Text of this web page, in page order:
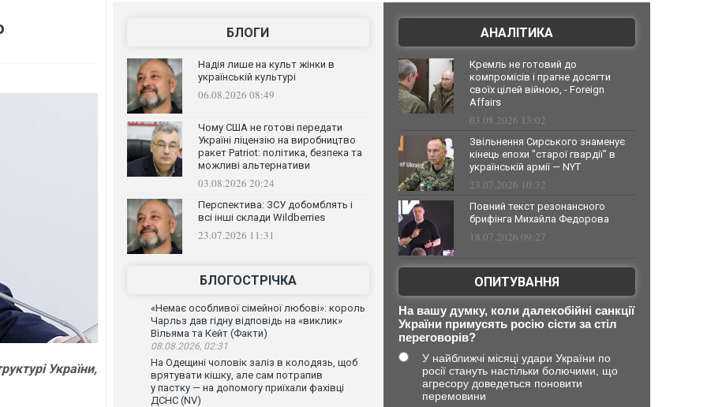
України,
БЛОГИ
Надія лише на культ жінки в
українській культурі
06.08.2026 08:49
Чому США не готові передати
Україні ліцензію на виробництво
ракет Patriot: політика, безпека та
можливі альтернативи
03.08.2026 20:24
Перспектива: ЗСУ добомблять і
всі інші склади Wildberries
23.07.2026 11:31
БЛОГОСТРІЧКА
«Немає особливої сімейної любові»: король
Чарльз дав гідну відповідь на «виклик»
Вільяма та Кейт (Факти)
08.08.2026, 02:31
На Одещині чоловік заліз в колодязь, щоб
врятувати кішку, але сам потрапив
у пастку — на допомогу приїхали фахівці
ДСНС (NV)
АНАЛІТИКА
Кремль не готовий до
компромісів і прагне досягти
своїх цілей війною, - Foreign
Affairs
03.08.2026 13:02
Звільнення Сирського знаменує
кінець епохи "старої гвардії" в
українській армії — NYT
23.07.2026 10:32
Повний текст резонансного
брифінга Михайла Федорова
18.07.2026 09:27
ОПИТУВАННЯ
На вашу думку, коли далекобійні санкції
України примусять росію сісти за стіл
переговорів?
У найближчі місяці удари України по
росії стануть настільки болючими, що
агресору доведеться поновити
перемовини